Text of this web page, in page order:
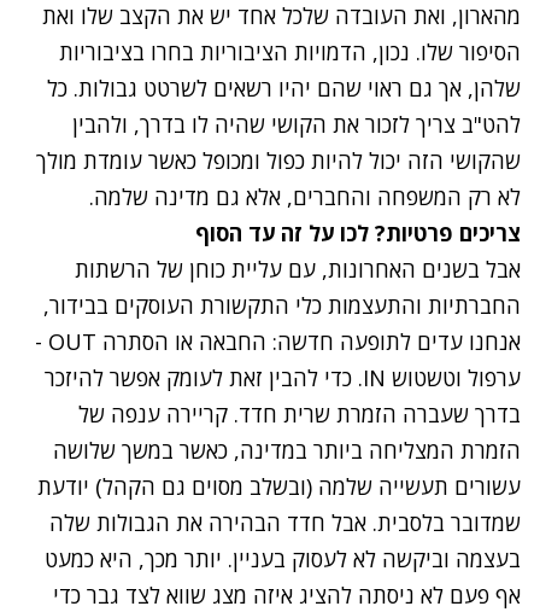
מהארון, ואת העובדה שלכל אחד יש את הקצב שלו ואת
הסיפור שלו. נכון, הדמויות הציבוריות בחרו בציבוריות
שלהן, אך גם ראוי שהם יהיו רשאים לשרטט גבולות. כל
להט"ב צריך לזכור את הקושי שהיה לו בדרך, ולהבין
שהקושי הזה יכול להיות כפול ומכופל כאשר עומדת מולך
לא רק המשפחה והחברים, אלא גם מדינה שלמה.
צריכים פרטיות? לכו על זה עד הסוף
אבל בשנים האחרונות, עם עליית כוחן של הרשתות
החברתיות והתעצמות כלי התקשורת העוסקים בבידור,
אנחנו עדים לתופעה חדשה: החבאה או הסתרה OUT -
ערפול וטשטוש IN. כדי להבין זאת לעומק אפשר להיזכר
בדרך שעברה הזמרת שרית חדד. קריירה ענפה של
הזמרת המצליחה ביותר במדינה, כאשר במשך שלושה
עשורים תעשייה שלמה (ובשלב מסוים גם הקהל) יודעת
שמדובר בלסבית. אבל חדד הבהירה את הגבולות שלה
בעצמה וביקשה לא לעסוק בעניין. יותר מכך, היא כמעט
אף פעם לא ניסתה להציג איזה מצג שווא לצד גבר כדי